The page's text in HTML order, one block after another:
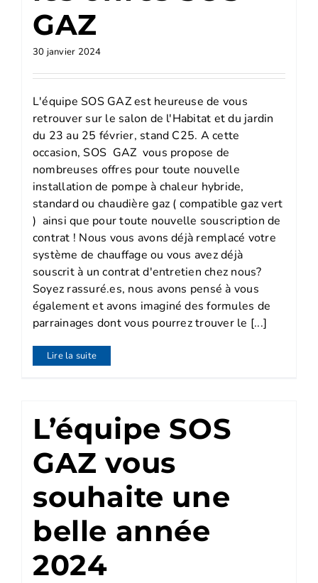
GAZ
30 janvier 2024
L'équipe SOS GAZ est heureuse de vous
retrouver sur le salon de l'Habitat et du jardin
du 23 au 25 février, stand C25. A cette
occasion, SOS GAZ vous propose de
nombreuses offres pour toute nouvelle
installation de pompe à chaleur hybride,
standard ou chaudière gaz ( compatible gaz vert
) ainsi que pour toute nouvelle souscription de
contrat ! Nous vous avons déjà remplacé votre
système de chauffage ou vous avez déjà
souscrit à un contrat d'entretien chez nous?
Soyez rassuré.es, nous avons pensé à vous
également et avons imaginé des formules de
parrainages dont vous pourrez trouver le [...]
Lire la suite
L’équipe SOS
GAZ vous
souhaite une
belle année
2024